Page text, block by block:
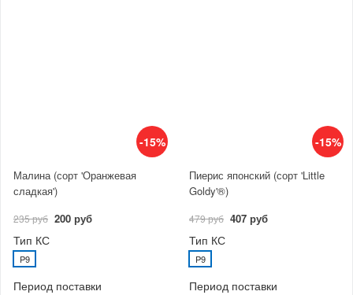
-15%
Малина (сорт 'Оранжевая
сладкая')
235 руб 200 руб
Тип КС
P9
Период поставки
-15%
Пиерис японский (сорт 'Little
Goldy'®)
479 руб 407 руб
Тип КС
P9
Период поставки